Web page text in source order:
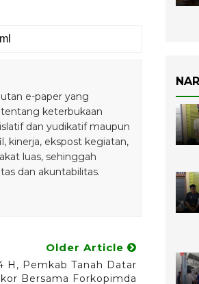
e-paper yang
keterbukaan
dan yudikatif maupun
kinerja, ekspost kegiatan,
luas, sehinggah
dan akuntabilitas.
Older Article
H, Pemkab Tanah Datar
Bersama Forkopimda